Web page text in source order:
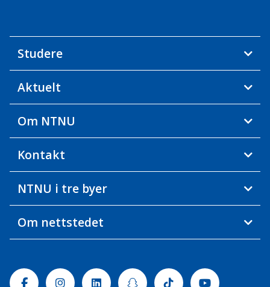
Studere
Aktuelt
Om NTNU
Kontakt
NTNU i tre byer
Om nettstedet
FacebookInstagramLinkedinSnapchatTiktok Youtube